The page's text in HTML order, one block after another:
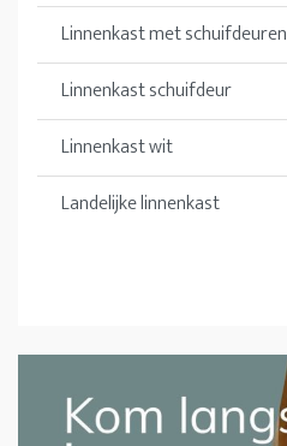
Linnenkast met schuifdeuren
Linnenkast schuifdeur
Linnenkast wit
Landelijke linnenkast